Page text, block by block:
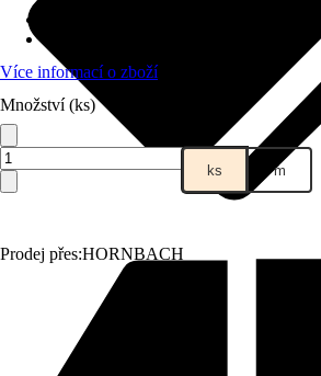
Prodej přes:HORNBACH
Více informací o zboží
Množství (ks)
ks m